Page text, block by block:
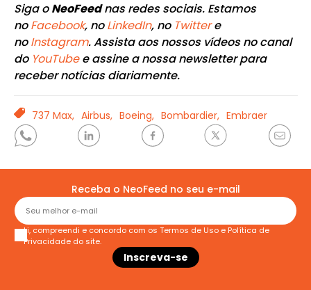
Siga oNeoFeednas redes sociais. Estamos
noFacebook, noLinkedIn, no Twittere
noInstagram. Assista aos nossos vídeos no canal
do YouTubee assine a nossa newsletter para
receber notícias diariamente.
TAGS737 Max, Airbus, Boeing, Bombardier, Embraer
Receba o NeoFeed no seu e-mail
Li, compreendi e concordo com os Termos de Uso e Política de
Privacidade do site.